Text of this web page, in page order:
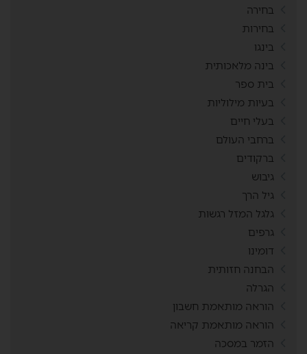
בחירה
בחירות
בינגו
בינה מלאכותית
בית ספר
בעיות מילוליות
בעלי חיים
ברחבי העולם
ברקודים
גיבוש
גיל הרך
גלגל המזל רגשות
גרפים
דומינו
הבחנה חזותית
הגרלה
הוראה מותאמת חשבון
הוראה מותאמת קריאה
הזמר במסכה